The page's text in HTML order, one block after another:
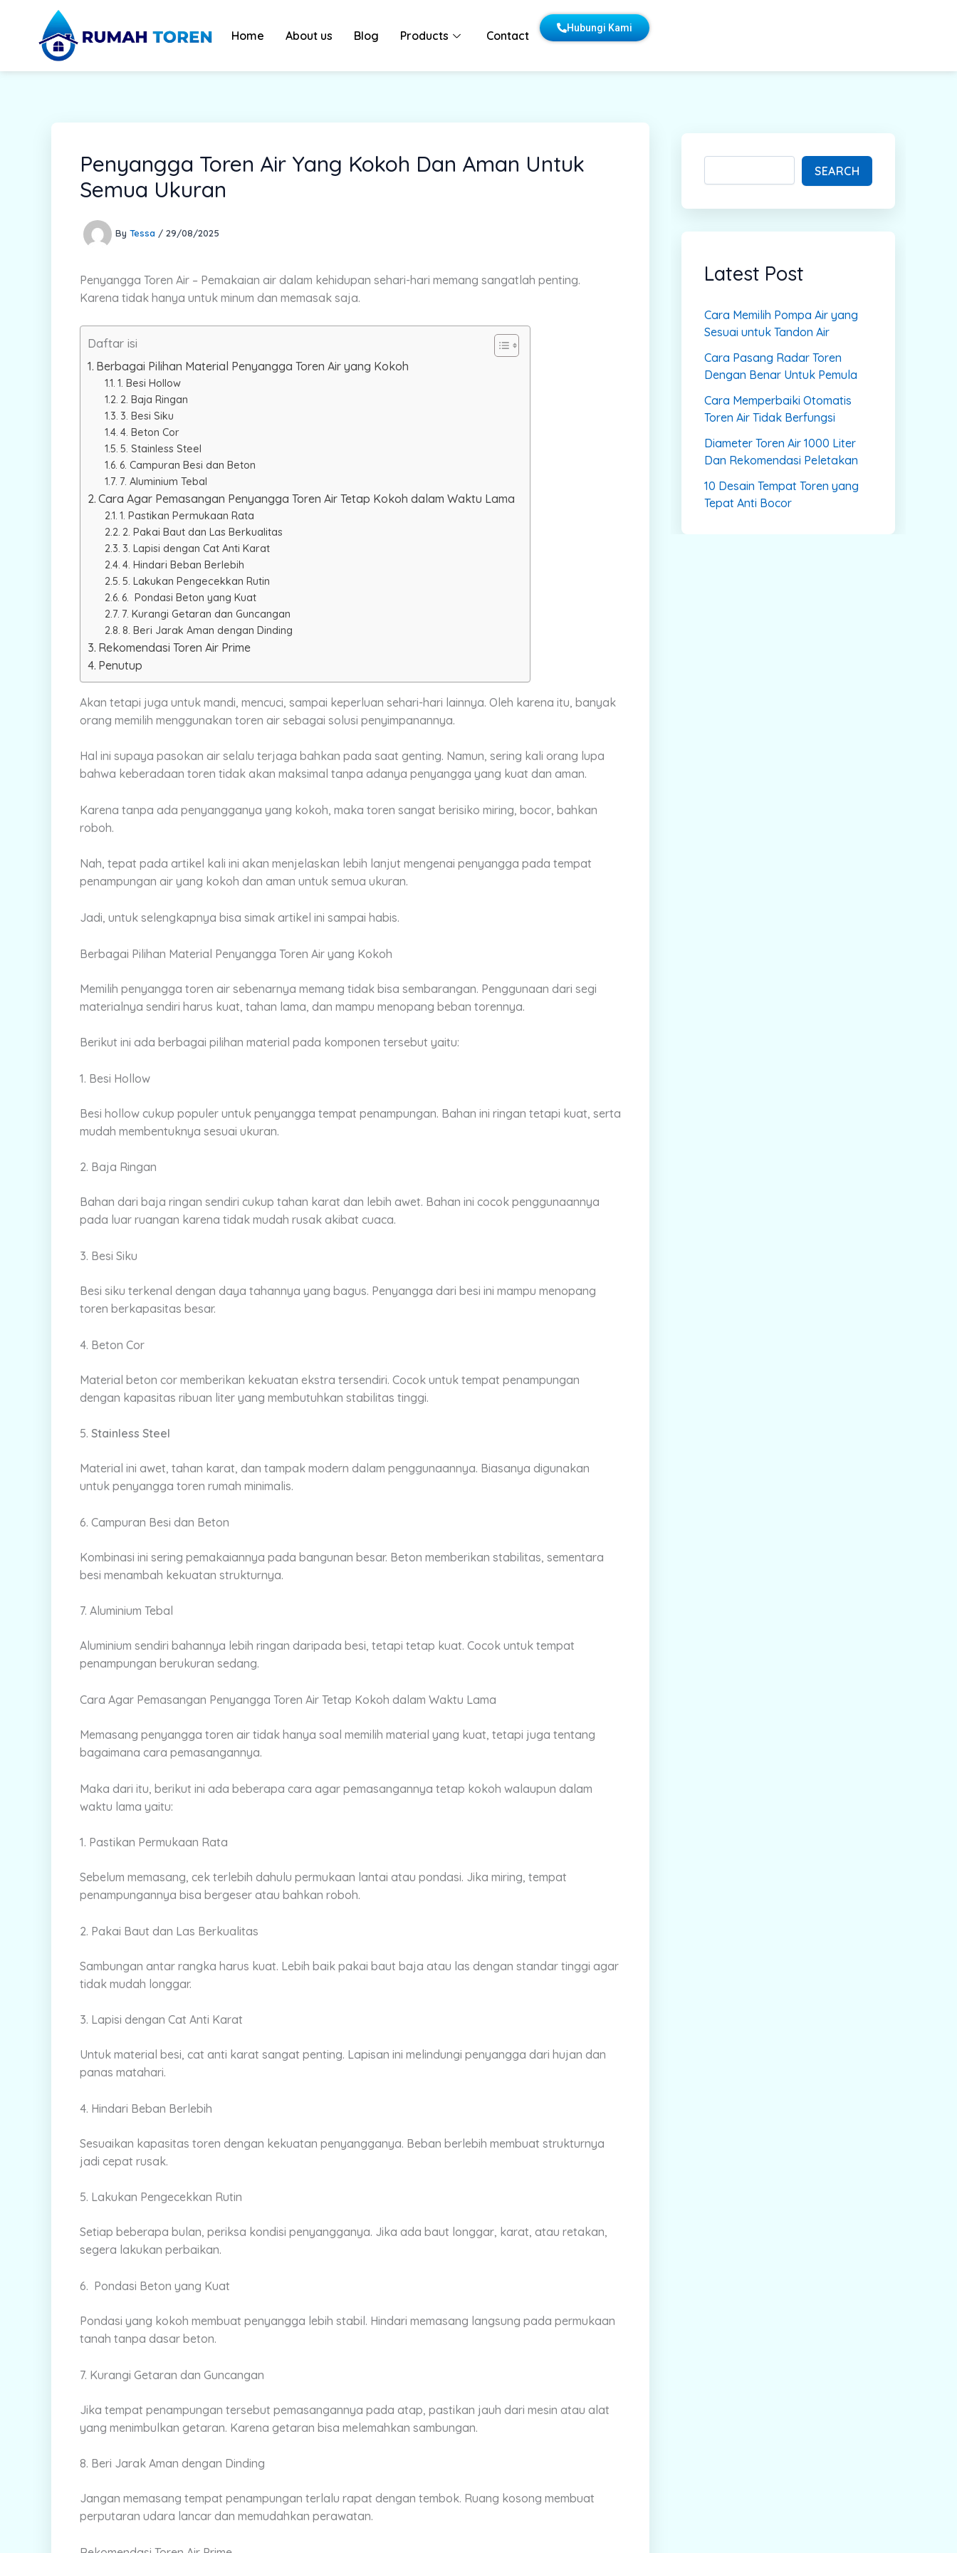
content
Home About us Blog Products Contact
Hubungi Kami
Penyangga Toren Air Yang Kokoh Dan Aman Untuk
Semua Ukuran
By Tessa / 29/08/2025
Penyangga Toren Air – Pemakaian air dalam kehidupan sehari-hari memang sangatlah penting.
Karena tidak hanya untuk minum dan memasak saja.
Daftar isi
Berbagai Pilihan Material Penyangga Toren Air yang Kokoh
1. Besi Hollow
2. Baja Ringan
3. Besi Siku
4. Beton Cor
5. Stainless Steel
6. Campuran Besi dan Beton
7. Aluminium Tebal
Cara Agar Pemasangan Penyangga Toren Air Tetap Kokoh dalam Waktu Lama
1. Pastikan Permukaan Rata
2. Pakai Baut dan Las Berkualitas
3. Lapisi dengan Cat Anti Karat
4. Hindari Beban Berlebih
5. Lakukan Pengecekkan Rutin
6. Pondasi Beton yang Kuat
7. Kurangi Getaran dan Guncangan
8. Beri Jarak Aman dengan Dinding
Rekomendasi Toren Air Prime
Penutup
Akan tetapi juga untuk mandi, mencuci, sampai keperluan sehari-hari lainnya. Oleh karena itu, banyak
orang memilih menggunakan toren air sebagai solusi penyimpanannya.
Hal ini supaya pasokan air selalu terjaga bahkan pada saat genting. Namun, sering kali orang lupa
bahwa keberadaan toren tidak akan maksimal tanpa adanya penyangga yang kuat dan aman.
Karena tanpa ada penyangganya yang kokoh, maka toren sangat berisiko miring, bocor, bahkan
roboh.
Nah, tepat pada artikel kali ini akan menjelaskan lebih lanjut mengenai penyangga pada tempat
penampungan air yang kokoh dan aman untuk semua ukuran.
Jadi, untuk selengkapnya bisa simak artikel ini sampai habis.
Berbagai Pilihan Material Penyangga Toren Air yang Kokoh
Memilih penyangga toren air sebenarnya memang tidak bisa sembarangan. Penggunaan dari segi
materialnya sendiri harus kuat, tahan lama, dan mampu menopang beban torennya.
Berikut ini ada berbagai pilihan material pada komponen tersebut yaitu:
1. Besi Hollow
Besi hollow cukup populer untuk penyangga tempat penampungan. Bahan ini ringan tetapi kuat, serta
mudah membentuknya sesuai ukuran.
2. Baja Ringan
Bahan dari baja ringan sendiri cukup tahan karat dan lebih awet. Bahan ini cocok penggunaannya
pada luar ruangan karena tidak mudah rusak akibat cuaca.
3. Besi Siku
Besi siku terkenal dengan daya tahannya yang bagus. Penyangga dari besi ini mampu menopang
toren berkapasitas besar.
4. Beton Cor
Material beton cor memberikan kekuatan ekstra tersendiri. Cocok untuk tempat penampungan
dengan kapasitas ribuan liter yang membutuhkan stabilitas tinggi.
5. Stainless Steel
Material ini awet, tahan karat, dan tampak modern dalam penggunaannya. Biasanya digunakan
untuk penyangga toren rumah minimalis.
6. Campuran Besi dan Beton
Kombinasi ini sering pemakaiannya pada bangunan besar. Beton memberikan stabilitas, sementara
besi menambah kekuatan strukturnya.
7. Aluminium Tebal
Aluminium sendiri bahannya lebih ringan daripada besi, tetapi tetap kuat. Cocok untuk tempat
penampungan berukuran sedang.
Cara Agar Pemasangan Penyangga Toren Air Tetap Kokoh dalam Waktu Lama
Memasang penyangga toren air tidak hanya soal memilih material yang kuat, tetapi juga tentang
bagaimana cara pemasangannya.
Maka dari itu, berikut ini ada beberapa cara agar pemasangannya tetap kokoh walaupun dalam
waktu lama yaitu:
1. Pastikan Permukaan Rata
Sebelum memasang, cek terlebih dahulu permukaan lantai atau pondasi. Jika miring, tempat
penampungannya bisa bergeser atau bahkan roboh.
2. Pakai Baut dan Las Berkualitas
Sambungan antar rangka harus kuat. Lebih baik pakai baut baja atau las dengan standar tinggi agar
tidak mudah longgar.
3. Lapisi dengan Cat Anti Karat
Untuk material besi, cat anti karat sangat penting. Lapisan ini melindungi penyangga dari hujan dan
panas matahari.
4. Hindari Beban Berlebih
Sesuaikan kapasitas toren dengan kekuatan penyangganya. Beban berlebih membuat strukturnya
jadi cepat rusak.
5. Lakukan Pengecekkan Rutin
Setiap beberapa bulan, periksa kondisi penyangganya. Jika ada baut longgar, karat, atau retakan,
segera lakukan perbaikan.
6. Pondasi Beton yang Kuat
Pondasi yang kokoh membuat penyangga lebih stabil. Hindari memasang langsung pada permukaan
tanah tanpa dasar beton.
7. Kurangi Getaran dan Guncangan
Jika tempat penampungan tersebut pemasangannya pada atap, pastikan jauh dari mesin atau alat
yang menimbulkan getaran. Karena getaran bisa melemahkan sambungan.
8. Beri Jarak Aman dengan Dinding
Jangan memasang tempat penampungan terlalu rapat dengan tembok. Ruang kosong membuat
perputaran udara lancar dan memudahkan perawatan.
a
c
SEARCH
Latest Post
Cara Memilih Pompa Air yang
Sesuai untuk Tandon Air
Cara Pasang Radar Toren
Dengan Benar Untuk Pemula
Cara Memperbaiki Otomatis
Toren Air Tidak Berfungsi
Diameter Toren Air 1000 Liter
Dan Rekomendasi Peletakan
10 Desain Tempat Toren yang
Tepat Anti Bocor